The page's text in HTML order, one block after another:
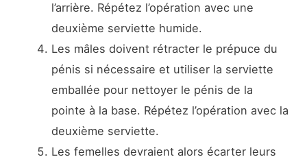
l’arrière. Répétez l’opération avec une
deuxième serviette humide.
Les mâles doivent rétracter le prépuce du
pénis si nécessaire et utiliser la serviette
emballée pour nettoyer le pénis de la
pointe à la base. Répétez l’opération avec la
deuxième serviette.
Les femelles devraient alors écarter leurs